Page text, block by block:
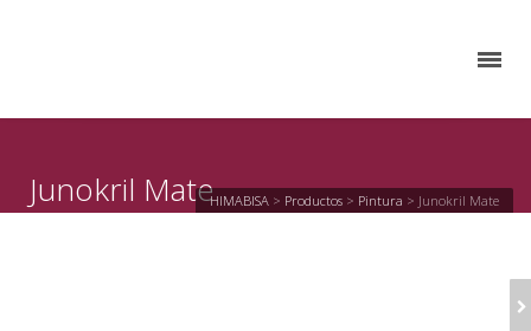
Junokril MateHIMABISA > Productos > Pintura > Junokril Mate